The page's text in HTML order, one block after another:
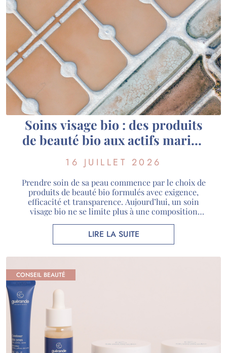
Soins visage bio : des produits
de beauté bio aux actifs marins
de Guérande
16 JUILLET 2026
Prendre soin de sa peau commence par le choix de
produits de beauté bio formulés avec exigence,
efficacité et transparence. Aujourd’hui, un soin
visage bio ne se limite plus à une composition
sélectionnés, des certifications reconnues et une
véritable expertise scientifique. Chez Guérande
LIRE LA SUITE
CONSEIL BEAUTÉ